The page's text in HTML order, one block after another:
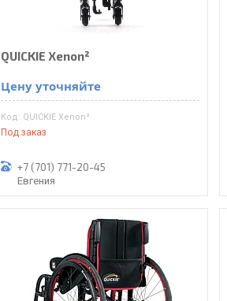
QUICKIE Xenon²
Цену уточняйте
QUICKIE Xenon²
Под заказ
+7 (701) 771-20-45
Евгения